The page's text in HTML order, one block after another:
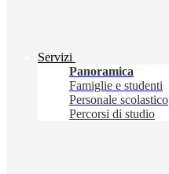
Servizi
Panoramica
Famiglie e studenti
Personale scolastico
Percorsi di studio